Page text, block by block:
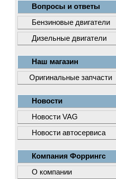
Вопросы и ответы
Бензиновые двигатели
Дизельные двигатели
Наш магазин
Оригинальные запчасти
Новости
Новости VAG
Новости автосервиса
Компания Форрингс
О компании